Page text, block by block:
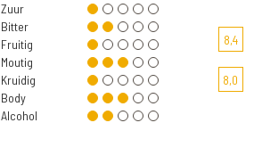
Zuur
Bitter
Fruitig
Moutig
Kruidig
Body
Alcohol
8,4
8,0